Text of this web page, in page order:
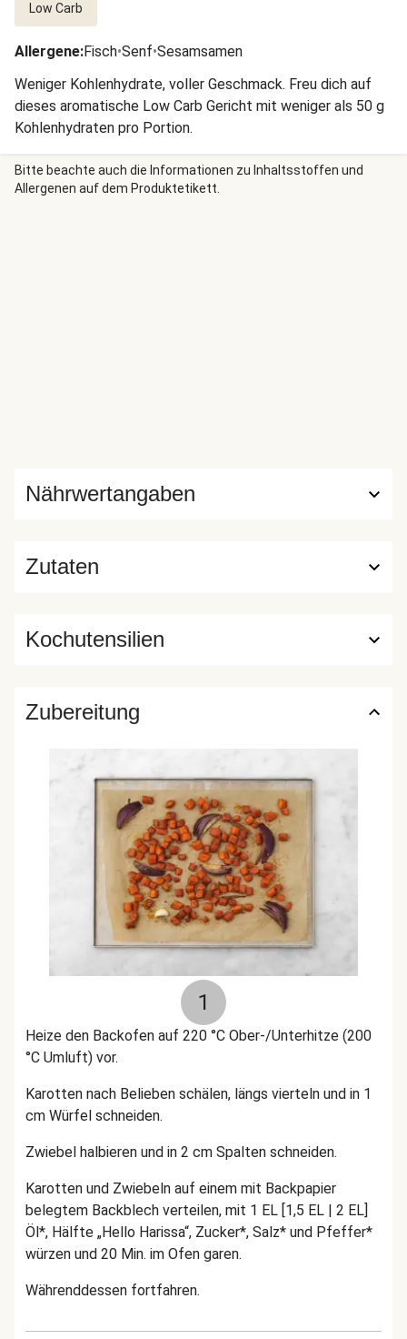
Low Carb
Allergene:Fisch•Senf•Sesamsamen
Weniger Kohlenhydrate, voller Geschmack. Freu dich auf
dieses aromatische Low Carb Gericht mit weniger als 50 g
Kohlenhydraten pro Portion.
Bitte beachte auch die Informationen zu Inhaltsstoffen und
Allergenen auf dem Produktetikett.
Zutaten
Nährwertangaben
Kochutensilien
Zubereitung
1
Heize den Backofen auf 220 °C Ober-/Unterhitze (200
°C Umluft) vor.
Karotten nach Belieben schälen, längs vierteln und in 1
cm Würfel schneiden.
Zwiebel halbieren und in 2 cm Spalten schneiden.
Karotten und Zwiebeln auf einem mit Backpapier
belegtem Backblech verteilen, mit 1 EL [1,5 EL | 2 EL]
Öl*, Hälfte „Hello Harissa“, Zucker*, Salz* und Pfeffer*
würzen und 20 Min. im Ofen garen.
Währenddessen fortfahren.